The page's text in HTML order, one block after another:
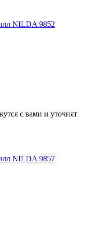
с вами и уточнят